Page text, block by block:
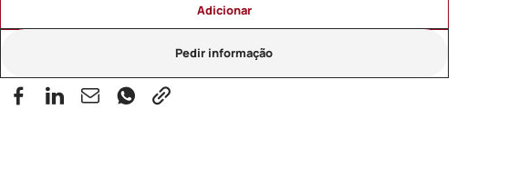
Adicionar
Pedir informação